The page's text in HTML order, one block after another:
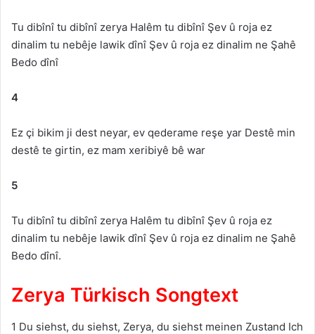
Tu dibînî tu dibînî zerya Halêm tu dibînî Şev û roja ez
dinalim tu nebêje lawik dînî Şev û roja ez dinalim ne Şahê
Bedo dînî
4
Ez çi bikim ji dest neyar, ev qederame reşe yar Destê min
destê te girtin, ez mam xeribiyê bê war
5
Tu dibînî tu dibînî zerya Halêm tu dibînî Şev û roja ez
dinalim tu nebêje lawik dînî Şev û roja ez dinalim ne Şahê
Bedo dînî.
Zerya Türkisch Songtext
1 Du siehst, du siehst, Zerya, du siehst meinen Zustand Ich